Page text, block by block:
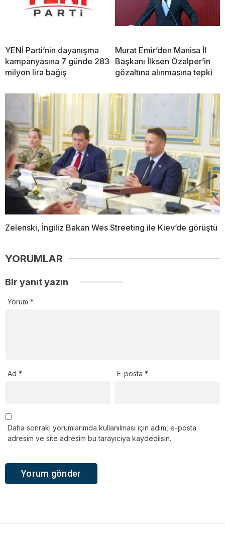
YENİ Parti’nin dayanışma
kampanyasına 7 günde 283
milyon lira bağış
Murat Emir’den Manisa İl
Başkanı İlksen Özalper’in
gözaltına alınmasına tepki
Zelenski, İngiliz Bakan Wes Streeting ile Kiev’de görüştü
YORUMLAR
Bir yanıt yazın
Yorum *
Ad * E-posta*
Daha sonraki yorumlarımda kullanılması için adım, e-posta
adresim ve site adresim bu tarayıcıya kaydedilsin.